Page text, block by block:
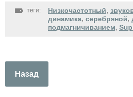
теги: Низкочастотный,
динамика, серебряной,
подмагничиванием,
Назад